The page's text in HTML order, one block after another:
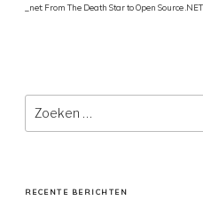
Bericht
_net: From The Death Star to Open Source
Zoeken
naar:
RECENTE BERICHTEN